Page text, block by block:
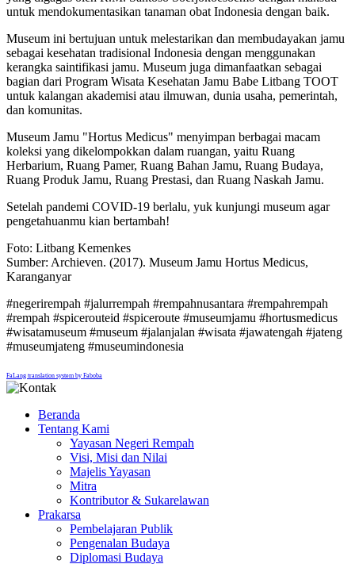
untuk mendokumentasikan tanaman obat Indonesia dengan baik.
Museum ini bertujuan untuk melestarikan dan membudayakan jamu
sebagai kesehatan tradisional Indonesia dengan menggunakan
kerangka saintifikasi jamu. Museum juga dimanfaatkan sebagai
bagian dari Program Wisata Kesehatan Jamu Babe Litbang TOOT
untuk kalangan akademisi atau ilmuwan, dunia usaha, pemerintah,
dan komunitas.
Museum Jamu "Hortus Medicus" menyimpan berbagai macam
koleksi yang dikelompokkan dalam ruangan, yaitu Ruang
Herbarium, Ruang Pamer, Ruang Bahan Jamu, Ruang Budaya,
Ruang Produk Jamu, Ruang Prestasi, dan Ruang Naskah Jamu.
Setelah pandemi COVID-19 berlalu, yuk kunjungi museum agar
pengetahuanmu kian bertambah!
Foto: Litbang Kemenkes
Sumber: Archieven. (2017). Museum Jamu Hortus Medicus,
Karanganyar
#negerirempah #jalurrempah #rempahnusantara #rempahrempah
#rempah #spicerouteid #spiceroute #museumjamu #hortusmedicus
#wisatamuseum #museum #jalanjalan #wisata #jawatengah #jateng
#museumjateng #museumindonesia
FaLang translation system by Faboba
Beranda
Tentang Kami
Yayasan Negeri Rempah
Visi, Misi dan Nilai
Majelis Yayasan
Mitra
Kontributor & Sukarelawan
Prakarsa
Pembelajaran Publik
Pengenalan Budaya
Diplomasi Budaya